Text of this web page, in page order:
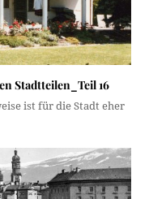
Stadtteilen_Teil 16
ist für die Stadt eher